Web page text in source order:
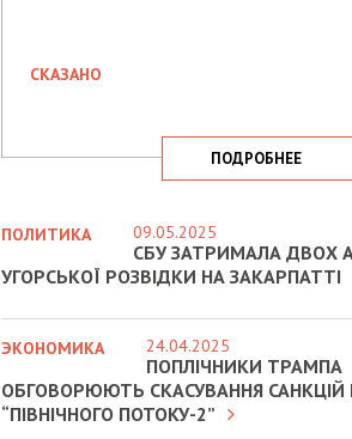
СКАЗАНО
ПОДРОБНЕЕ
ПОЛИТИКА 09.05.2025
СБУ ЗАТРИМАЛА ДВОХ
УГОРСЬКОЇ РОЗВІДКИ НА ЗАКАРПАТТІ
ЭКОНОМИКА 24.04.2025
ПОПЛІЧНИКИ ТРАМПА
ОБГОВОРЮЮТЬ СКАСУВАННЯ САНКЦІЙ
“ПІВНІЧНОГО ПОТОКУ-2”